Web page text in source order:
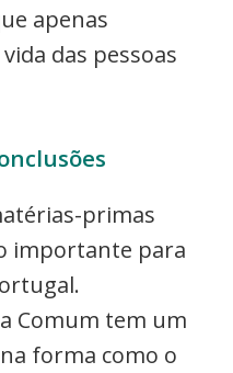
apenas
das pessoas
primas
importante para
Comum tem um
forma como o